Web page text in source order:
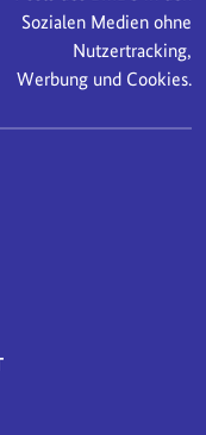
Sozialen Medien ohne
Nutzertracking,
Werbung und Cookies.